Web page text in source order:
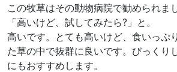
この牧草はその動物病院で勧められまし
「高いけど、試してみたら?」と。
高いです。とても高いけど、食いっぷ
た草の中で抜群に良いです。びっくり
にもおすすめします。